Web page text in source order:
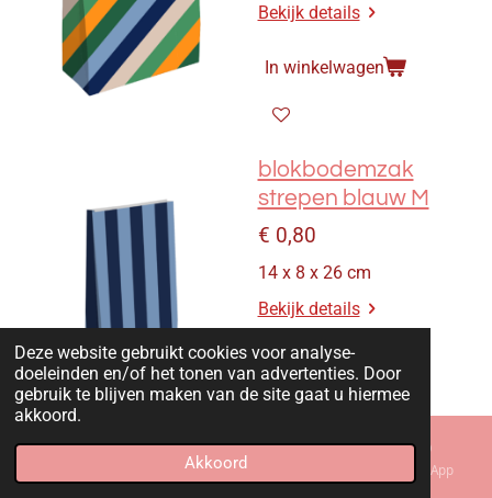
Deze website gebruikt cookies voor analyse-
doeleinden en/of het tonen van advertenties. Door
gebruik te blijven maken van de site gaat u hiermee
akkoord.
Akkoord
Bekijk details
In winkelwagen
blokbodemzak
strepen blauw M
€ 0,80
14 x 8 x 26 cm
Bekijk details
In winkelwagen
Kaart WhatsApp